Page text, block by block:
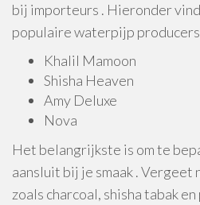
bij importeurs . Hieronder
populaire waterpijp
Khalil Mamoon
Shisha Heaven
Amy Deluxe
Nova
Het belangrijkste is om te
aansluit bij je smaak . Vergeet
zoals charcoal, shisha tabak